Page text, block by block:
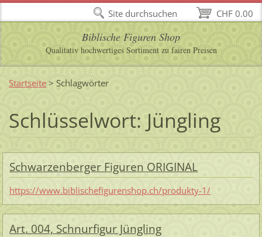
Biblische Figuren Shop
Qualitativ hochwertiges Sortiment zu fairen Preisen
Startseite > Schlagwörter
Schlüsselwort: Jüngling
Schwarzenberger Figuren ORIGINAL
https://www.biblischefigurenshop.ch/produkty-1/
Art. 004, Schnurfigur Jüngling
CHF 0.00
Site durchsuchen